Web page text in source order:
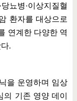
·당뇨병·이상지질혈
환자를 대상으로
연계한 다양한 역
.
을 운영하며 임상
기존 영양 데이